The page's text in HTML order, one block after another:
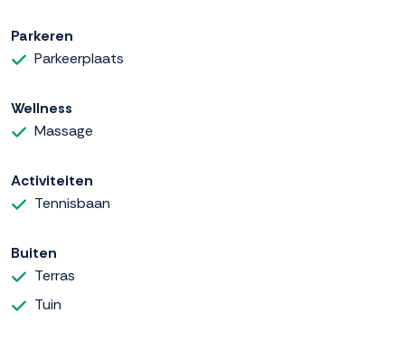
Parkeren
Parkeerplaats
Wellness
Massage
Activiteiten
Tennisbaan
Buiten
Terras
Tuin